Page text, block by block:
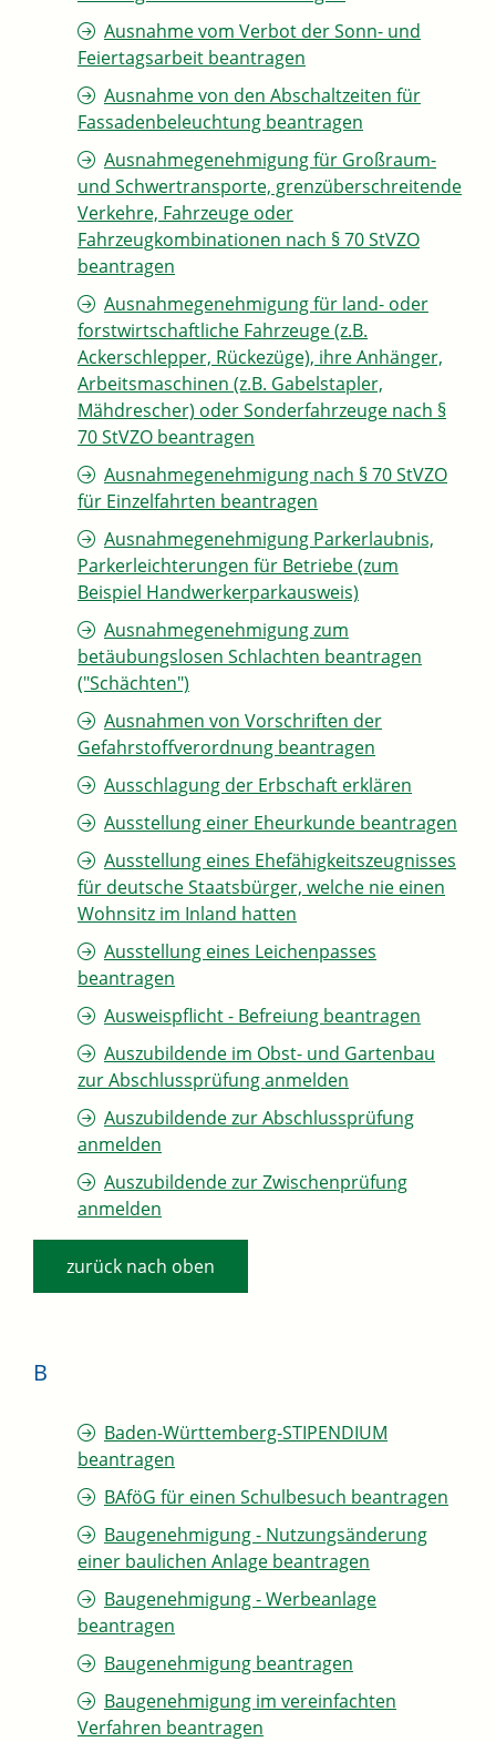
Ausnahme vom Verbot der Sonn- und
Feiertagsarbeit beantragen
Ausnahme von den Abschaltzeiten für
Fassadenbeleuchtung beantragen
Ausnahmegenehmigung für Großraum-
und Schwertransporte, grenzüberschreitende
Verkehre, Fahrzeuge oder
Fahrzeugkombinationen nach § 70 StVZO
beantragen
Ausnahmegenehmigung für land- oder
forstwirtschaftliche Fahrzeuge (z.B.
Ackerschlepper, Rückezüge), ihre Anhänger,
Arbeitsmaschinen (z.B. Gabelstapler,
Mähdrescher) oder Sonderfahrzeuge nach §
70 StVZO beantragen
Ausnahmegenehmigung nach § 70 StVZO
für Einzelfahrten beantragen
Ausnahmegenehmigung Parkerlaubnis,
Parkerleichterungen für Betriebe (zum
Beispiel Handwerkerparkausweis)
Ausnahmegenehmigung zum
betäubungslosen Schlachten beantragen
("Schächten")
Ausnahmen von Vorschriften der
Gefahrstoffverordnung beantragen
Ausschlagung der Erbschaft erklären
Ausstellung einer Eheurkunde beantragen
Ausstellung eines Ehefähigkeitszeugnisses
für deutsche Staatsbürger, welche nie einen
Wohnsitz im Inland hatten
Ausstellung eines Leichenpasses
beantragen
Ausweispflicht - Befreiung beantragen
Auszubildende im Obst- und Gartenbau
zur Abschlussprüfung anmelden
Auszubildende zur Abschlussprüfung
anmelden
Auszubildende zur Zwischenprüfung
anmelden
zurück nach oben
B
Baden-Württemberg-STIPENDIUM
beantragen
BAföG für einen Schulbesuch beantragen
Baugenehmigung - Nutzungsänderung
einer baulichen Anlage beantragen
Baugenehmigung - Werbeanlage
beantragen
Baugenehmigung beantragen
Baugenehmigung im vereinfachten
Verfahren beantragen